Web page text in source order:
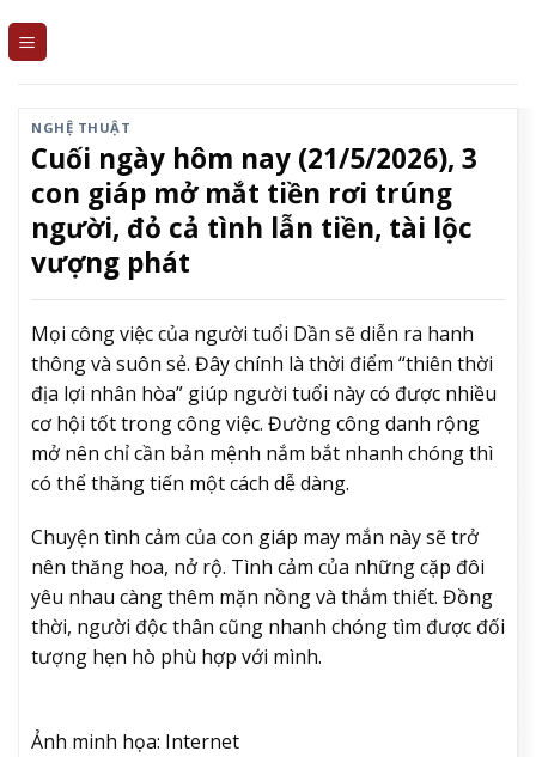
NGHỆ THUẬT
Cuối ngày hôm nay (21/5/2026), 3
con giáp mở mắt tiền rơi trúng
người, đỏ cả tình lẫn tiền, tài lộc
vượng phát
Mọi công việc của người tuổi Dần sẽ diễn ra hanh
thông và suôn sẻ. Đây chính là thời điểm “thiên thời
địa lợi nhân hòa” giúp người tuổi này có được nhiều
cơ hội tốt trong công việc. Đường công danh rộng
mở nên chỉ cần bản mệnh nắm bắt nhanh chóng thì
có thể thăng tiến một cách dễ dàng.
Chuyện tình cảm của con giáp may mắn này sẽ trở
nên thăng hoa, nở rộ. Tình cảm của những cặp đôi
yêu nhau càng thêm mặn nồng và thắm thiết. Đồng
thời, người độc thân cũng nhanh chóng tìm được đối
tượng hẹn hò phù hợp với mình.
Ảnh minh họa: Internet